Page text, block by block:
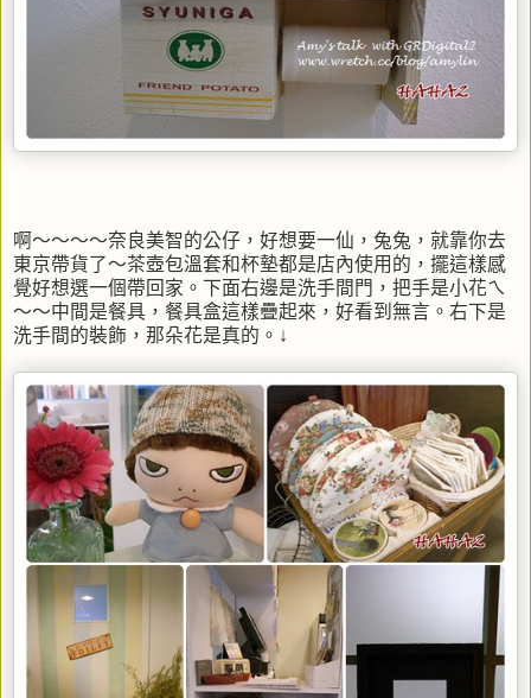
啊～～～～奈良美智的公仔，好想要一仙，兔兔，就靠你去
東京帶貨了～茶壺包溫套和杯墊都是店內使用的，擺這樣感
覺好想選一個帶回家。下面右邊是洗手間門，把手是小花ㄟ
～～中間是餐具，餐具盒這樣疊起來，好看到無言。右下是
洗手間的裝飾，那朵花是真的。↓